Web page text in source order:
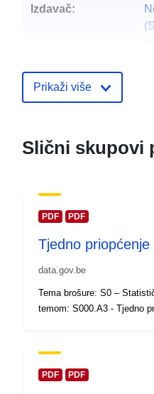
Izdavač:
Kataloški
registar:
Prikaži više
Slični skupovi
PDF PDF
Tjedno
data.gov.be
Tema brošure: S0 –
temom: S000.A3 - Tjedno
PDF PDF